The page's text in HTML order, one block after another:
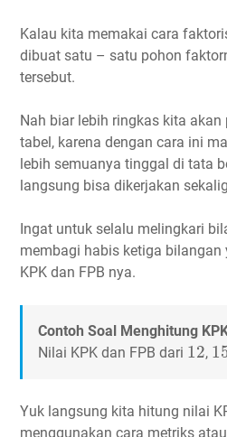
Kalau kita memakai cara
dibuat satu – satu pohon
tersebut.
Nah biar lebih ringkas kita
tabel, karena dengan cara ini
lebih semuanya tinggal di tata
langsung bisa dikerjakan
Ingat untuk selalu melingkari
membagi habis ketiga
KPK dan FPB nya.
Contoh Soal Menghitung
Nilai KPK dan FPB dari 12
12, 15
Yuk langsung kita hitung nilai
menggunakan cara metriks